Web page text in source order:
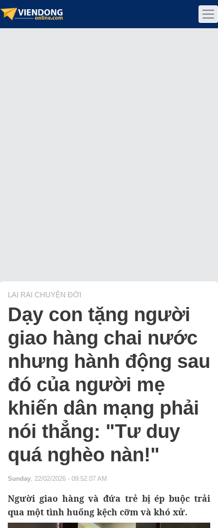
LAI RAI CHUYỆN ĐỜI
Dạy con tặng người
giao hàng chai nước
nhưng hành động sau
đó của người mẹ
khiến dân mạng phải
nói thẳng: "Tư duy
quá nghèo nàn!"
Sunday, 22/02/2026 - 09:52:07 AM
Người giao hàng và đứa trẻ bị ép buộc trải
qua một tình huống kệch cỡm và khó xử.